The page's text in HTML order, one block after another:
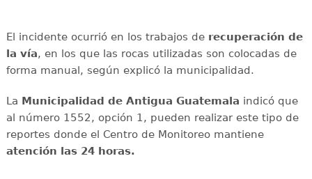
El incidente ocurrió en los trabajos de recuperación de
la vía, en los que las rocas utilizadas son colocadas de
forma manual, según explicó la municipalidad.
La Municipalidad de Antigua Guatemala indicó que
al número 1552, opción 1, pueden realizar este tipo de
reportes donde el Centro de Monitoreo mantiene
atención las 24 horas.